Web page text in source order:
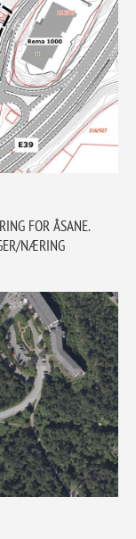
FOR ÅSANE.
NÆRING